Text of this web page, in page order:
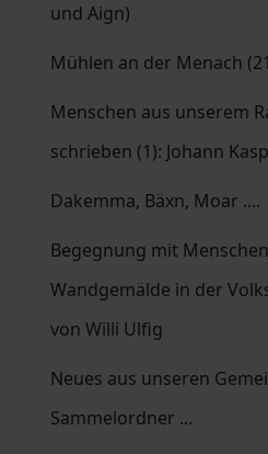
und Aign)
Mühlen an der Menach
Menschen aus unserem
schrieben (1): Johann
Dakemma, Bäxn, Moar ....
Begegnung mit
Wandgemälde in der
von Willi Ulfig
Neues aus unseren
Sammelordner ...